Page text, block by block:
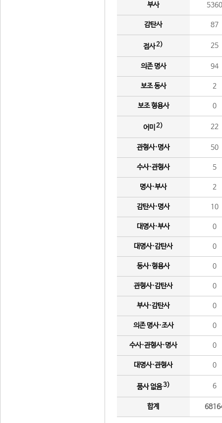
부사 5360
감탄사 87
접사2) 25
의존 명사 94
보조 동사 2
보조 형용사 0
어미 2) 22
관형사·명사 50
수사·관형사 5
명사·부사 2
감탄사·명사 10
대명사·부사 0
대명사·감탄사 0
동사·형용사 0
관형사·감탄사 0
부사·감탄사 0
의존 명사·조사 0
수사·관형사·명사 0
대명사·관형사 0
품사 없음3) 6
합계